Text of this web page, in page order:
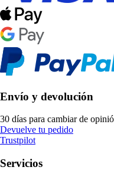
Envío y devolución
30 días para cambiar de
Devuelve tu pedido
Trustpilot
Servicios